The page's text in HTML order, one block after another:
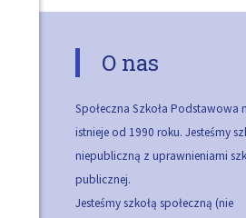
O nas
Społeczna Szkoła Podstawowa
istnieje od 1990 roku. Jesteśmy
niepubliczną z uprawnieniami
publicznej.
Jesteśmy szkołą społeczną (nie